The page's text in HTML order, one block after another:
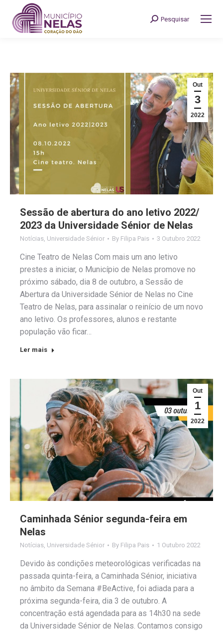
Search:
Pesquisar
Out
3
2022
Sessão de abertura do ano letivo 2022/
2023 da Universidade Sénior de Nelas
Notícias, Universidade Sénior By Filipa Pais 3 Outubro 2022
Cine Teatro de Nelas Com mais um ano letivo
prestes a iniciar, o Município de Nelas promove no
próximo sábado, dia 8 de outubro, a Sessão de
Abertura da Universidade Sénior de Nelas no Cine
Teatro de Nelas, para assinalar o reinício de um novo
ano letivo. Os professores, alunos e restante
população vão ficar…
Ler mais
Out
1
2022
Caminhada Sénior segunda-feira em
Nelas
Notícias Universidade Sénior By Filipa Pais 1 Outubro 2022
Devido às condições meteorológicas verificadas na
passada quinta-feira, a Caminhada Sénior, iniciativa
no âmbito da Semana #BeActive, foi adiada para a
próxima segunda-feira, dia 3 de outubro. A
concentração está agendada para as 14h30 na sede
da Universidade Sénior de Nelas. Contamos consigo